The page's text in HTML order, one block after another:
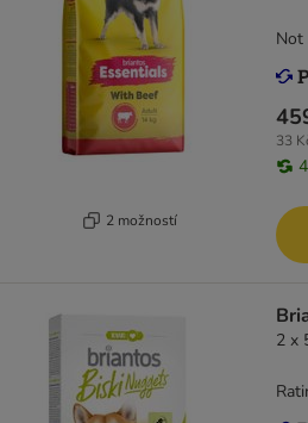
2 možností
33
Not
2 x